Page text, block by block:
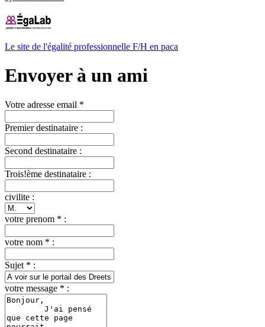
Le site de l'égalité professionnelle F/H en paca
Envoyer à un ami
Votre adresse email *
Premier destinataire :
Second destinataire :
Trois!ème destinataire :
civilite :
votre prenom * :
votre nom * :
Sujet * :
votre message * :